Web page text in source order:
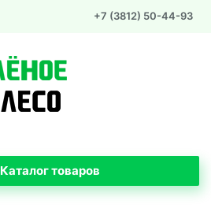
+7 (3812) 50-44-93
Каталог товаров